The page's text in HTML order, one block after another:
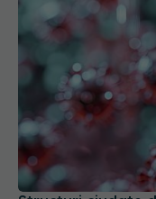
Structuri ciudate
pacienților cu
23 noi 2025, 16:19